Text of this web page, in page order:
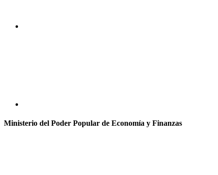
Ministerio del Poder Popular de Economía y Finanzas